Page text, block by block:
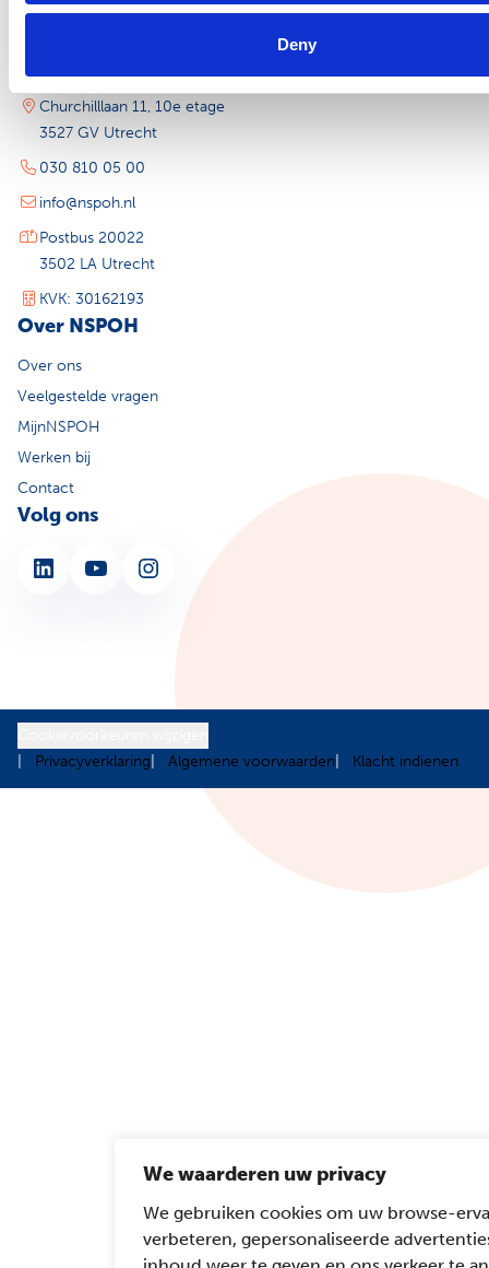
Deny
We waarderen uw privacy
We gebruiken cookies om uw browse-
verbeteren, gepersonaliseerde
Churchilllaan 11, 10e etage
3527 GV Utrecht
030 810 05 00
info@nspoh.nl
Postbus 20022
3502 LA Utrecht
KVK: 30162193
Over NSPOH
Over ons
Veelgestelde vragen
MijnNSPOH
Werken bij
Contact
Volg ons
LinkedIn YouTube Instagram
Privacyverklaring
Algemene voorwaarden Klacht indienen